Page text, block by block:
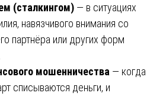
(сталкингом) — в ситуациях
навязчивого внимания со
партнёра или других форм
мошенничества — когда
списываются деньги, и